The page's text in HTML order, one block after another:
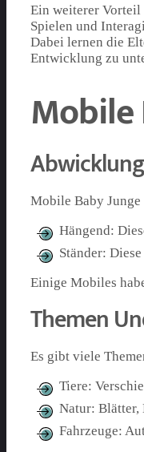
Ein weiterer Vorteil
Spielen und
Dabei lernen die
Entwicklung zu
Mobile
Mobile Baby
Hängend:
Ständer:
Einige Mobiles
Themen
Es gibt viele
Tiere:
Natur: Blätter,
Fahrzeuge: